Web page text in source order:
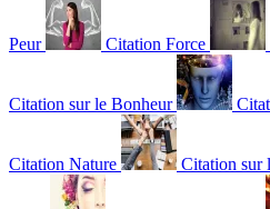
Peur Citation Force
Citation sur le Bonheur
Citation Nature Citation sur